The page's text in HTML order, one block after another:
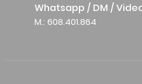
Whatsapp / DM /
M.: 608.401.864